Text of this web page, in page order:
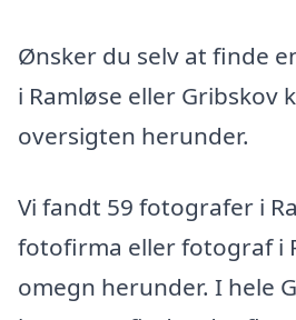
Ønsker du selv at finde
i Ramløse eller Gribskov
oversigten herunder.
Vi fandt 59 fotografer i
fotofirma eller fotograf i
omegn herunder. I hele